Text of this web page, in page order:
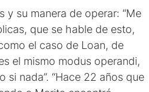
su manera de operar: “Me
que se hable de esto,
el caso de Loan, de
el mismo modus operandi,
nada”. “Hace 22 años que